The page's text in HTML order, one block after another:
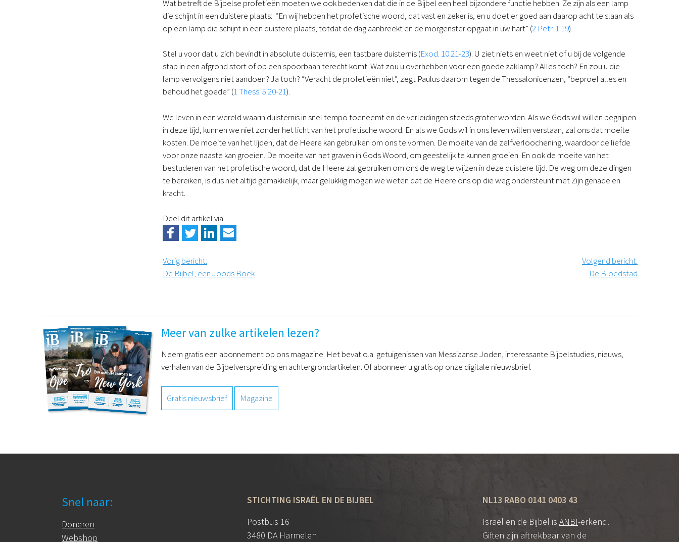
Wat betreft de Bijbelse profetieën moeten we ook bedenken dat die in de Bijbel een heel bijzondere functie hebben. Ze zijn als een lamp
die schijnt in een duistere plaats: “En wij hebben het profetische woord, dat vast en zeker is, en u doet er goed aan daarop acht te slaan als
op een lamp die schijnt in een duistere plaats, totdat de dag aanbreekt en de morgenster opgaat in uw hart” (2 Petr. 1:19).
Stel u voor dat u zich bevindt in absolute duisternis, een tastbare duisternis (Exod. 10:21-23). U ziet niets en weet niet of u bij de volgende
stap in een afgrond stort of op een spoorbaan terecht komt. Wat zou u overhebben voor een goede zaklamp? Alles toch? En zou u die
lamp vervolgens niet aandoen? Ja toch? “Veracht de profetieën niet”, zegt Paulus daarom tegen de Thessalonicenzen, “beproef alles en
behoud het goede” (1 Thess. 5:20-21).
We leven in een wereld waarin duisternis in snel tempo toeneemt en de verleidingen steeds groter worden. Als we Gods wil willen begrijpen
in deze tijd, kunnen we niet zonder het licht van het profetische woord. En als we Gods wil in ons leven willen verstaan, zal ons dat moeite
kosten. De moeite van het lijden, dat de Heere kan gebruiken om ons te vormen. De moeite van de zelfverloochening, waardoor de liefde
voor onze naaste kan groeien. De moeite van het graven in Gods Woord, om geestelijk te kunnen groeien. En ook de moeite van het
bestuderen van het profetische woord, dat de Heere zal gebruiken om ons de weg te wijzen in deze duistere tijd. De weg om deze dingen
te bereiken, is dus niet altijd gemakkelijk, maar gelukkig mogen we weten dat de Heere ons op die weg ondersteunt met Zijn genade en
kracht.
Deel dit artikel via
Vorig bericht:
De Bijbel, een Joods Boek
Volgend bericht:
De Bloedstad
Meer van zulke artikelen lezen?
Neem gratis een abonnement op ons magazine. Het bevat o.a. getuigenissen van Messiaanse Joden, interessante Bijbelstudies, nieuws,
verhalen van de Bijbelverspreiding en achtergrondartikelen. Of abonneer u gratis op onze digitale nieuwsbrief.
Gratis nieuwsbrief Magazine
Snel naar:
Doneren
Webshop
STICHTING ISRAËL EN DE BIJBEL
Postbus 16
3480 DA Harmelen
NL13 RABO 0141 0403 43
Israël en de Bijbel is ANBI-erkend.
Giften zijn aftrekbaar van de